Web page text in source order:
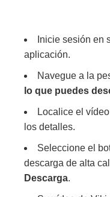
Inicie sesión en
aplicación.
Navegue a la
lo que puedes
Localice el
los detalles.
Seleccione el
descarga de alta
Descarga.